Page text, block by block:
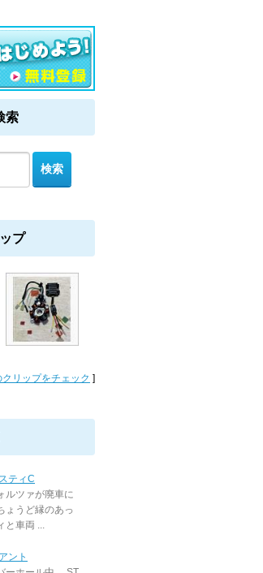
索
プ
クリップをチェック ]
ティC
ルツァが廃車に
ょうど縁のあっ
と車両 ...
ント